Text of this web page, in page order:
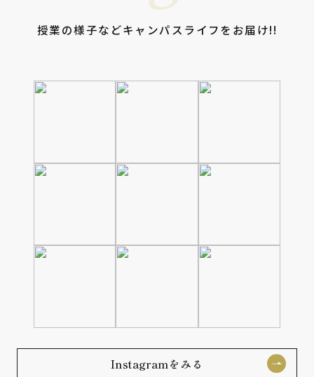
授業の様子などキャンパスライフをお届け!!
Instagramをみる